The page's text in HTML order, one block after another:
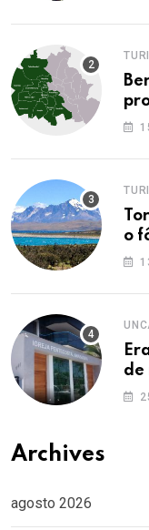
o
de
Archives
agosto 2026